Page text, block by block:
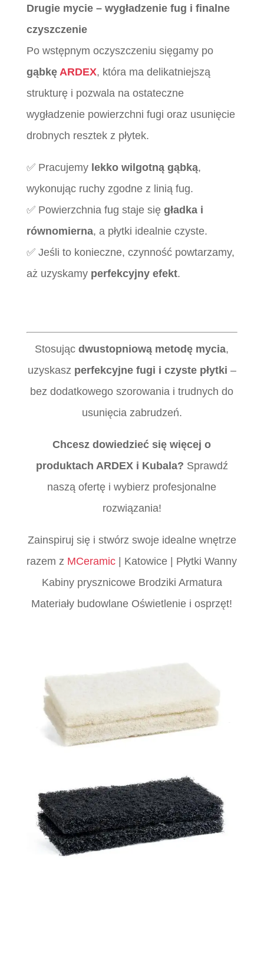
Drugie mycie – wygładzenie fug i finalne
czyszczenie
Po wstępnym oczyszczeniu sięgamy po
gąbkę ARDEX, która ma delikatniejszą
strukturę i pozwala na ostateczne
wygładzenie powierzchni fugi oraz usunięcie
drobnych resztek z płytek.
✅ Pracujemy lekko wilgotną gąbką,
wykonując ruchy zgodne z linią fug.
✅ Powierzchnia fug staje się gładka i
równomierna, a płytki idealnie czyste.
✅ Jeśli to konieczne, czynność powtarzamy,
aż uzyskamy perfekcyjny efekt.
Stosującdwustopniową metodę mycia,
uzyskasz perfekcyjne fugi i czyste płytki –
bez dodatkowego szorowania i trudnych do
usunięcia zabrudzeń.
Chcesz dowiedzieć się więcej o
produktach ARDEX i Kubala? Sprawdź
naszą ofertę i wybierz profesjonalne
rozwiązania!
Zainspiruj się i stwórz swoje idealne wnętrze
razem z MCeramic | Katowice | Płytki Wanny
Kabiny prysznicowe Brodziki Armatura
Materiały budowlane Oświetlenie i osprzęt!